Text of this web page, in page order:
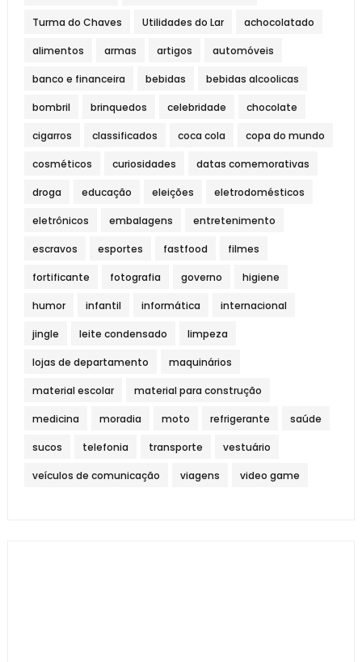
Turma do Chaves Utilidades do Lar achocolatado
alimentos armas artigos automóveis
banco e financeira bebidas bebidas alcoolicas
bombril brinquedos celebridade chocolate
cigarros classificados coca cola copa do mundo
cosméticos curiosidades datas comemorativas
droga educação eleições eletrodomésticos
eletrônicos embalagens entretenimento
escravos esportes fastfood filmes
fortificante fotografia governo higiene
humor infantil informática internacional
jingle leite condensado limpeza
lojas de departamento maquinários
material escolar material para construção
medicina moradia moto refrigerante saúde
sucos telefonia transporte vestuário
veículos de comunicação viagens video game